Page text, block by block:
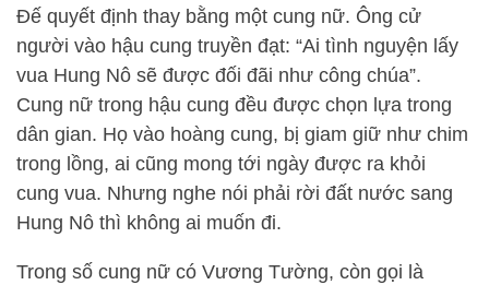
Đế quyết định thay bằng một cung nữ. Ông cử
người vào hậu cung truyền đạt: “Ai tình nguyện lấy
vua Hung Nô sẽ được đối đãi như công chúa”.
Cung nữ trong hậu cung đều được chọn lựa trong
dân gian. Họ vào hoàng cung, bị giam giữ như chim
trong lồng, ai cũng mong tới ngày được ra khỏi
cung vua. Nhưng nghe nói phải rời đất nước sang
Hung Nô thì không ai muốn đi.
Trong số cung nữ có Vương Tường, còn gọi là